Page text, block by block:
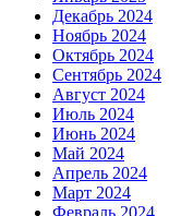
Декабрь 2024
Ноябрь 2024
Октябрь 2024
Сентябрь 2024
Август 2024
Июль 2024
Июнь 2024
Май 2024
Апрель 2024
Март 2024
Февраль 2024